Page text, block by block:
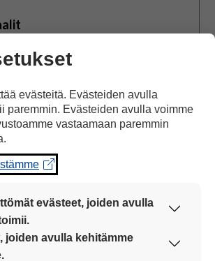
valmiita kuvamateriaaleja
sekä arjen tueksi. Materiaalit on
Avaa sivu
evästeitä. Evästeiden avulla
paremmin. Evästeiden avulla voimme
vastaamaan paremmin
evästeet, joiden avulla
ovat aina käytössä, jotta
käyttää sujuvasti ja turvallisesti.
joiden avulla kehitämme